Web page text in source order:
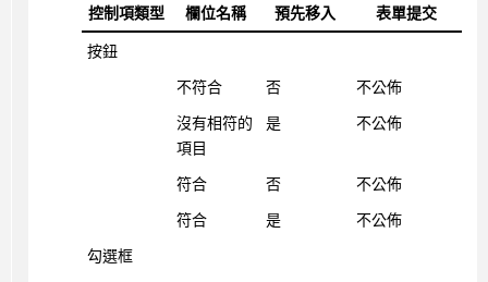
控制項類型 欄位名稱 預先移入
表單提交
按鈕
不符合
否
不公佈
沒有相符的
項目
是 不公佈
符合 否
不公佈
符合
是
不公佈
勾選框